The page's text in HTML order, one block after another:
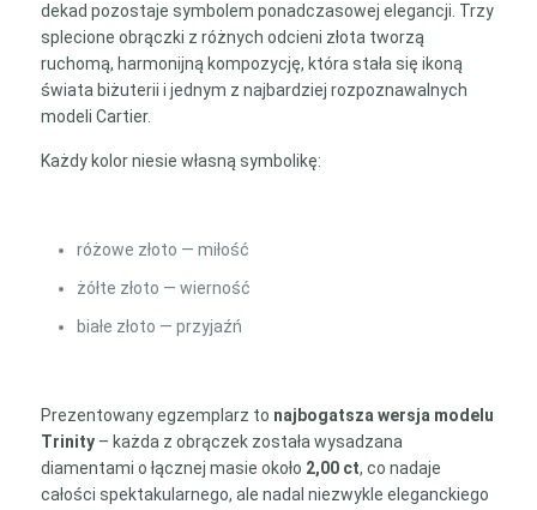
dekad pozostaje symbolem ponadczasowej elegancji. Trzy
splecione obrączki z różnych odcieni złota tworzą
ruchomą, harmonijną kompozycję, która stała się ikoną
świata biżuterii i jednym z najbardziej rozpoznawalnych
modeli Cartier.
Każdy kolor niesie własną symbolikę:
różowe złoto — miłość
żółte złoto — wierność
białe złoto — przyjaźń
Prezentowany egzemplarz to najbogatsza wersja modelu
Trinity– każda z obrączek została wysadzana
diamentami o łącznej masie około 2,00 ct, co nadaje
całości spektakularnego, ale nadal niezwykle eleganckiego